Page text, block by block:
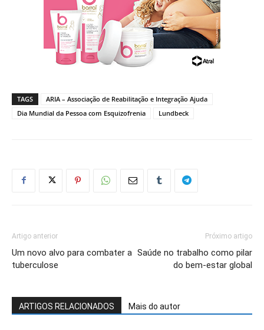
TAGS
ARIA – Associação de Reabilitação e Integração Ajuda
Dia Mundial da Pessoa com Esquizofrenia
Lundbeck
Artigo anterior
Um novo alvo para combater a
tuberculose
Próximo artigo
Saúde no trabalho como pilar
do bem-estar global
ARTIGOS RELACIONADOS Mais do autor